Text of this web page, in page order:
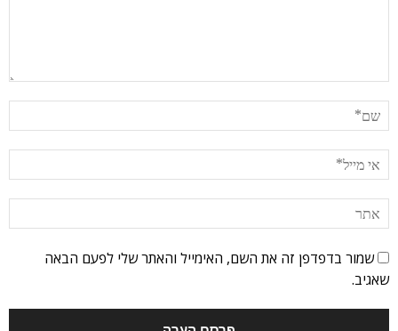
שמור בדפדפן זה את השם, האימייל והאתר שלי לפעם הבאה
שאגיב.